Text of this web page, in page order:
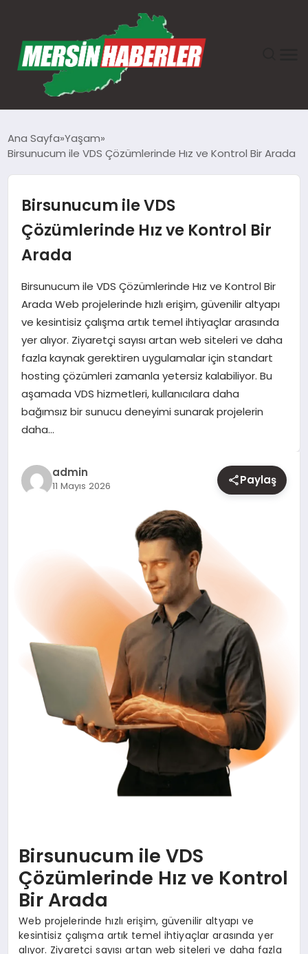
EKONOMI
SAĞLIK
SPOR
YAŞAM
EĞITIM
Ana Sayfa Yaşam
Birsunucum ile VDS Çözümlerinde Hız ve Kontrol Bir Arada
Birsunucum ile VDS
Çözümlerinde Hız ve Kontrol Bir
Arada
Birsunucum ile VDS Çözümlerinde Hız ve Kontrol Bir
Arada Web projelerinde hızlı erişim, güvenilir altyapı
ve kesintisiz çalışma artık temel ihtiyaçlar arasında
yer alıyor. Ziyaretçi sayısı artan web siteleri ve daha
fazla kaynak gerektiren uygulamalar için standart
hosting çözümleri zamanla yetersiz kalabiliyor. Bu
aşamada VDS hizmetleri, kullanıcılara daha
bağımsız bir sunucu deneyimi sunarak projelerin
daha…
admin
11 Mayıs 2026 Paylaş
Birsunucum ile VDS
Çözümlerinde Hız ve Kontrol
Bir Arada
Web projelerinde hızlı erişim, güvenilir altyapı ve
kesintisiz çalışma artık temel ihtiyaçlar arasında yer
alıyor. Ziyaretçi sayısı artan web siteleri ve daha fazla